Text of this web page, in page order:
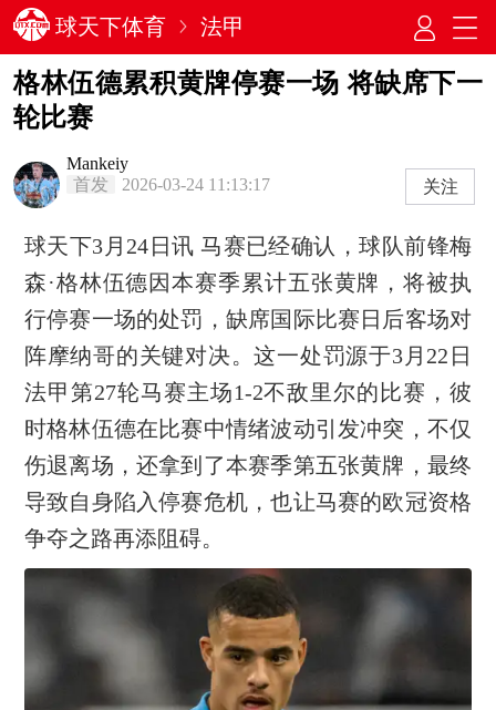
球天下体育 法甲
格林伍德累积黄牌停赛一场 将缺席下一
轮比赛
Mankeiy
首发
2026-03-24 11:13:17 关注
球天下3月24日讯 马赛已经确认，球队前锋梅
森·格林伍德因本赛季累计五张黄牌，将被执
行停赛一场的处罚，缺席国际比赛日后客场对
阵摩纳哥的关键对决。这一处罚源于3月22日
法甲第27轮马赛主场1-2不敌里尔的比赛，彼
时格林伍德在比赛中情绪波动引发冲突，不仅
伤退离场，还拿到了本赛季第五张黄牌，最终
导致自身陷入停赛危机，也让马赛的欧冠资格
争夺之路再添阻碍。